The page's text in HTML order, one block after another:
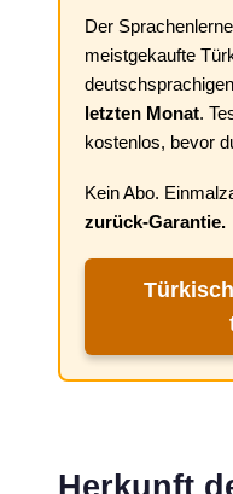
Der
meistgekaufte
letzten Monat.
kostenlos, bevor
Kein Abo.
zurück-Garantie.
Herkunft